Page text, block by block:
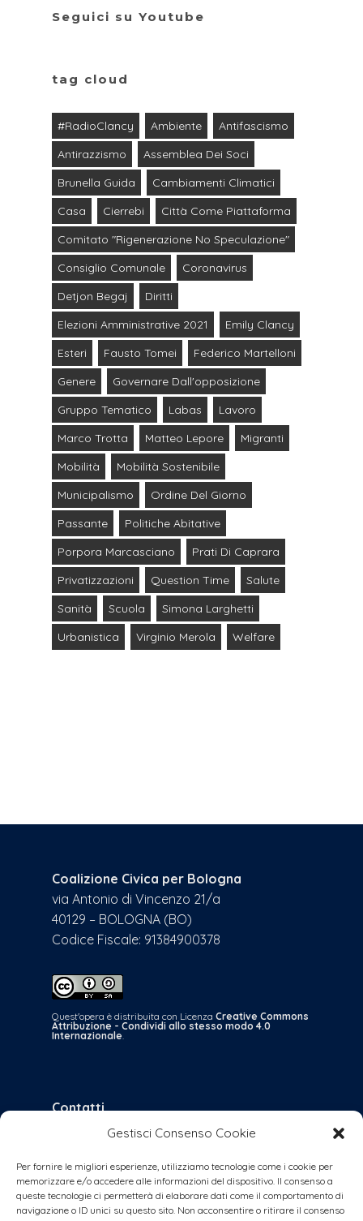
Gestisci Consenso Cookie
Per fornire le migliori esperienze, utilizziamo tecnologie come i cookie per
memorizzare e/o accedere alle informazioni del dispositivo. Il consenso a
queste tecnologie ci permetterà di elaborare dati come il comportamento di
navigazione o ID unici su questo sito. Non acconsentire o ritirare il consenso
Seguici su Youtube
tag cloud
#RadioClancy Ambiente
Antifascismo
Antirazzismo
Assemblea Dei Soci
Brunella Guida
Cambiamenti Climatici
Casa
Cierrebi
Città Come Piattaforma
Comitato "Rigenerazione No Speculazione"
Consiglio Comunale
Coronavirus
Detjon Begaj
Diritti
Elezioni Amministrative 2021
Emily Clancy
Esteri
Fausto Tomei
Federico Martelloni
Genere
Governare Dall'opposizione
Gruppo Tematico
Labas
Lavoro
Marco Trotta
Matteo Lepore
Migranti
Mobilità
Mobilità Sostenibile
Municipalismo
Ordine Del Giorno
Passante
Politiche Abitative
Porpora Marcasciano
Prati Di Caprara
Privatizzazioni
Question Time
Salute
Sanità
Scuola
Simona Larghetti
Urbanistica
Virginio Merola Welfare
Coalizione Civica per Bologna
via Antonio di Vincenzo 21/a
40129 – BOLOGNA (BO)
Codice Fiscale: 91384900378
Quest'opera è distribuita con Licenza Creative Commons
Attribuzione - Condividi allo stesso modo 4.0
Internazionale.
Contatti
bologna@coalizionecivica.it
per qualsiasi questione
collabora@coalizionecivica.it
se volete dare una mano concreta alla